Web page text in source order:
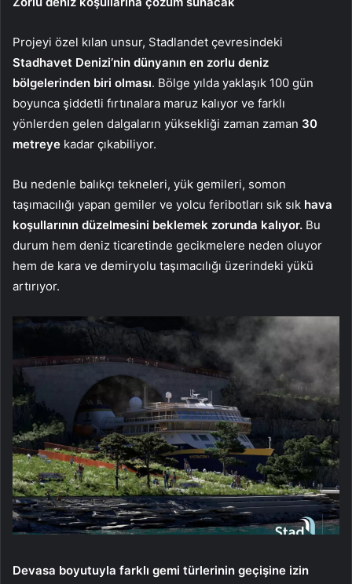
Projeyi özel kılan unsur, Stadlandet çevresindeki
Stadhavet Denizi’nin dünyanın en zorlu deniz
bölgelerinden biri olması. Bölge yılda yaklaşık 100 gün
boyunca şiddetli fırtınalara maruz kalıyor ve farklı
yönlerden gelen dalgaların yüksekliği zaman zaman 30
metreye kadar çıkabiliyor.
Bu nedenle balıkçı tekneleri, yük gemileri, somon
taşımacılığı yapan gemiler ve yolcu feribotları sık sık hava
koşullarının düzelmesini beklemek zorunda kalıyor. Bu
durum hem deniz ticaretinde gecikmelere neden oluyor
hem de kara ve demiryolu taşımacılığı üzerindeki yükü
artırıyor.
Devasa boyutuyla farklı gemi türlerinin geçişine izin